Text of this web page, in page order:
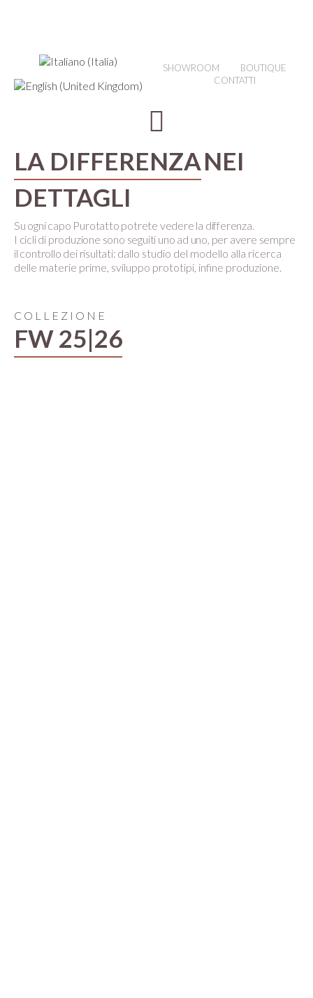
SHOWROOM
BOUTIQUE
CONTATTI
LA DIFFERENZANEI
DETTAGLI
Su ogni capo Purotatto potrete vedere la differenza.
I cicli di produzione sono seguiti uno ad uno, per avere sempre
il controllo dei risultati: dallo studio del modello alla ricerca
delle materie prime, sviluppo prototipi, infine produzione.
COLLEZIONE
FW 25|26